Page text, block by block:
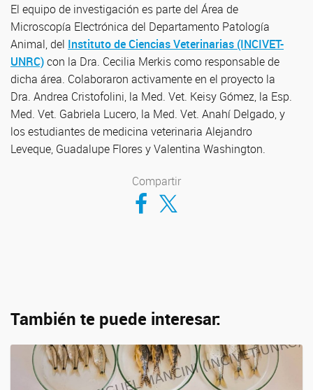
El equipo de investigación es parte del Área de
Microscopía Electrónica del Departamento Patología
Animal, del Instituto de Ciencias Veterinarias (INCIVET-
UNRC)con la Dra. Cecilia Merkis como responsable de
dicha área. Colaboraron activamente en el proyecto la
Dra. Andrea Cristofolini, la Med. Vet. Keisy Gómez, la Esp.
Med. Vet. Gabriela Lucero, la Med. Vet. Anahí Delgado, y
los estudiantes de medicina veterinaria Alejandro
Leveque, Guadalupe Flores y Valentina Washington.
Compartir
Compartir en Facebook
Compartir en Twitter
También te puede interesar: